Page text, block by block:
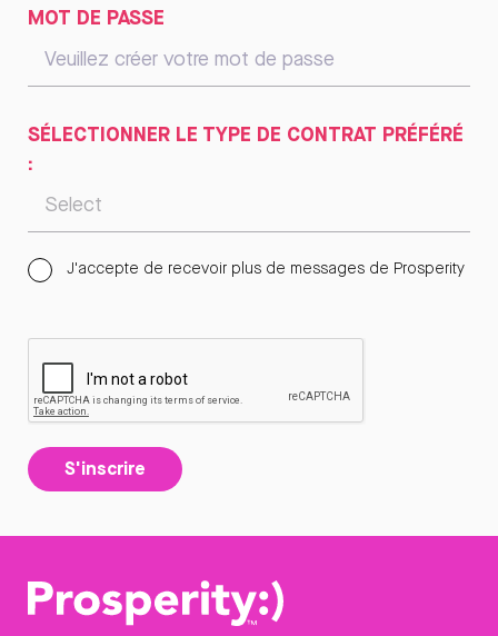
MOT DE PASSE
SÉLECTIONNER LE TYPE DE CONTRAT PRÉFÉRÉ
:
J'accepte de recevoir plus de messages de Prosperity
S'inscrire